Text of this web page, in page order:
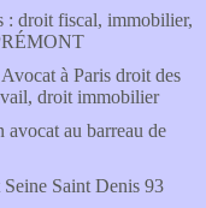
: droit fiscal, immobilier,
à Paris droit des
droit immobilier
au barreau de
Seine Saint Denis 93